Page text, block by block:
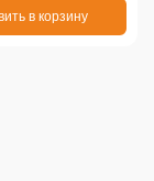
в корзину